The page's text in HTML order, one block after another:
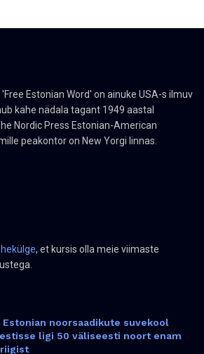
'Free Estonian Word' on ainuke USA-s ilmuv
kahe nädala tagant 1949 aastal
Nordic Press Estonian-American
peakontor on New Yorgi linnas.
, et kursis olla meie viimaste
Estonian noorsaadikute suvekool
ligi 50 väliseesti noort enam